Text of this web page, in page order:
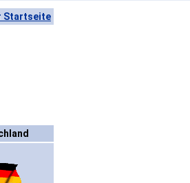
Startseite